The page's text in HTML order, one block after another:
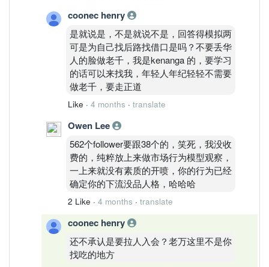
coonec henry
是就说是，不是就说不是，回答得模拟两
可是为自己找后路找借口是吗？不要丢华
人的脸做老千，我是kenanga 的，要学习
的话可以来找我，年轻人年纪轻轻不需要
做老千，要走正道
Like · 4 months · translate
Owen Lee
562个follower要跟38个的，笑死，我没收
费的，纯粹放上来做市场行为模型观察，
一上来就没有素质的开喷，你的行为已经
确定你的下流没品人格，哈哈哈
2 Like · 4 months · translate
coonec henry
还不承认是要拉人入会？老万这里不是你
找吃的地方